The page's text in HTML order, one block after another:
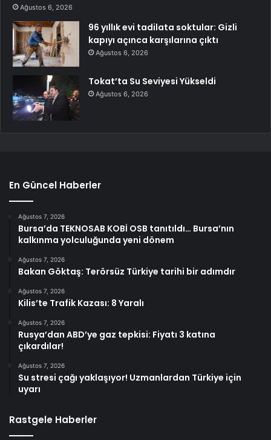
Ağustos 6, 2026
96 yıllık evi tadilata soktular: Gizli
kapıyı açınca karşılarına çıktı
Ağustos 6, 2026
Tokat’ta Su Seviyesi Yükseldi
Ağustos 6, 2026
En Güncel Haberler
Ağustos 7, 2026
Bursa’da TEKNOSAB KOBİ OSB tanıtıldı… Bursa’nın
kalkınma yolculuğunda yeni dönem
Ağustos 7, 2026
Bakan Göktaş: Terörsüz Türkiye tarihi bir adımdır
Ağustos 7, 2026
Kilis’te Trafik Kazası: 8 Yaralı
Ağustos 7, 2026
Rusya’dan ABD’ye gaz tepkisi: Fiyatı 3 katına
çıkardılar!
Ağustos 7, 2026
Su stresi çağı yaklaşıyor! Uzmanlardan Türkiye için
uyarı
Rastgele Haberler